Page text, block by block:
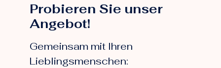
Probieren Sie unser
Angebot!
Gemeinsam mit Ihren
Lieblingsmenschen: